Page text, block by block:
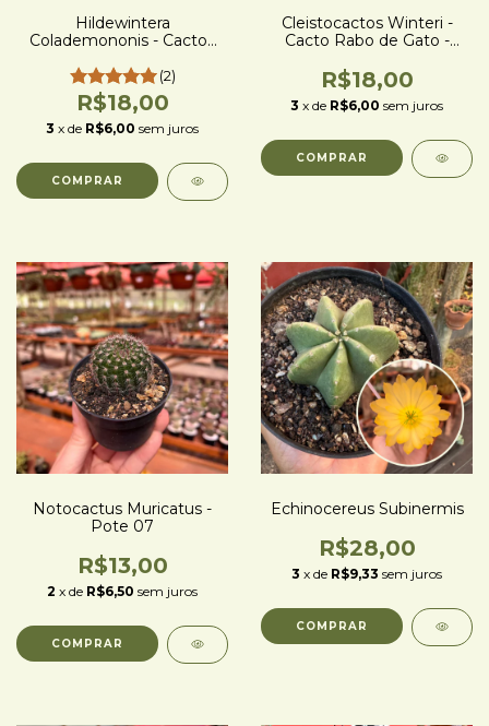
Hildewintera
Colademononis - Cactos
(2)
R$18,00
3 x de R$6,00 sem juros
Cleistocactos Winteri -
Cacto Rabo de Gato -
R$18,00
3 x de R$6,00 sem juros
Notocactus Muricatus -
Pote 07
R$13,00
2 x de R$6,50 sem juros
Echinocereus Subinermis
R$28,00
3 x de R$9,33 sem juros